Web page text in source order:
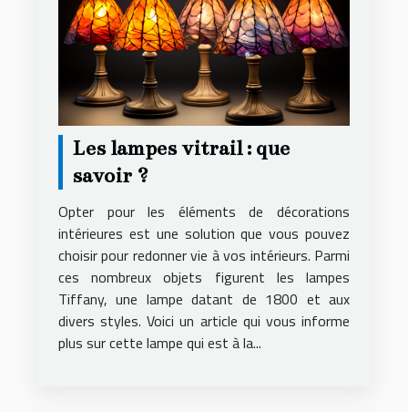
Les lampes vitrail : que
savoir ?
Opter pour les éléments de décorations
intérieures est une solution que vous pouvez
choisir pour redonner vie à vos intérieurs. Parmi
ces nombreux objets figurent les lampes
Tiffany, une lampe datant de 1800 et aux
divers styles. Voici un article qui vous informe
plus sur cette lampe qui est à la...